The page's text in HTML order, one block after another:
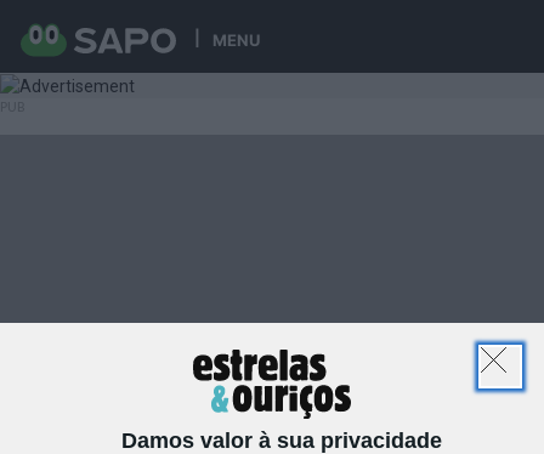
MENU
Damos valor à sua privacidade